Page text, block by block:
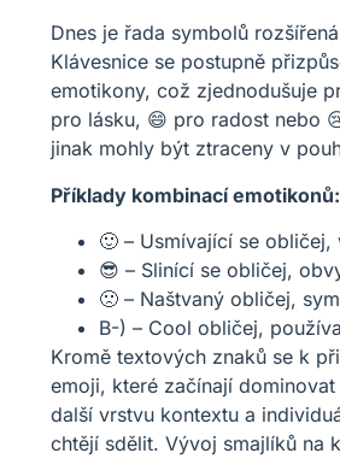
Dnes je řada symbolů
Klávesnice se postupně
emotikony, což zjednodušuje
pro lásku, 😄 pro radost nebo
jinak mohly být ztraceny v
Příklady kombinací emotikonů:
🙂 – Usmívající se
😎 – Slinící se obličej,
🙁 – Naštvaný obličej,
B-) – Cool obličej,
Kromě textových znaků se k
emoji, které začínají
další vrstvu kontextu a
chtějí sdělit. Vývoj smajlíků na